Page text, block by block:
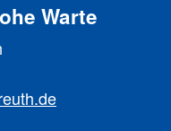
Warte